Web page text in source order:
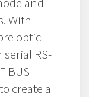
With
optic
RS-
create a